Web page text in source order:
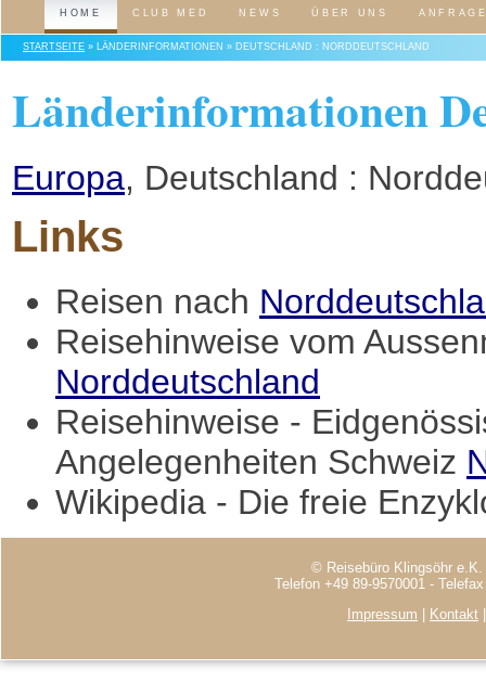
HOME CLUB MED NEWS ÜBER UNS
STARTSEITE » LÄNDERINFORMATIONEN » DEUTSCHLAND : NORDDEUTSCHLAND
Länderinformationen
Europa, Deutschland :
Links
Reisen nach
Reisehinweise vom
Norddeutschland
Reisehinweise -
Angelegenheiten Schweiz
Wikipedia - Die freie
© Reisebüro Klingsöhr
Telefon +49 89-9570001 -
Impressum
Kontakt